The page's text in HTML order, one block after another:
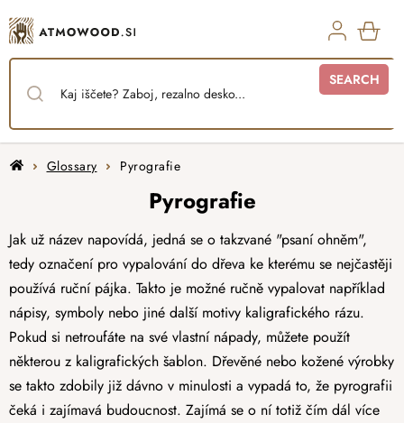
to
content
SEARCH
HomeGlossary Pyrografie
Pyrografie
Jak už název napovídá, jedná se o takzvané "psaní ohněm",
tedy označení pro vypalování do dřeva ke kterému se nejčastěji
používá ruční pájka. Takto je možné ručně vypalovat například
nápisy, symboly nebo jiné další motivy kaligrafického rázu.
Pokud si netroufáte na své vlastní nápady, můžete použít
některou z kaligrafických šablon. Dřevěné nebo kožené výrobky
se takto zdobily již dávno v minulosti a vypadá to, že pyrografii
čeká i zajímavá budoucnost. Zajímá se o ní totiž čím dál více